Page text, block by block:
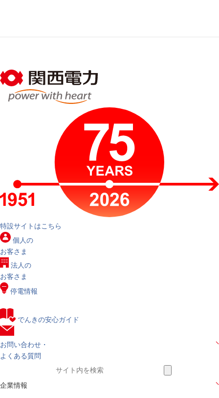
特設サイトはこちら
個人の
お客さま
法人の
お客さま
停電情報
でんきの安心ガイド
お問い合わせ・
よくある質問
企業情報